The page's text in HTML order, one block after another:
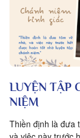
LUYỆN TẬP
NIỆM
Thiền định là đưa